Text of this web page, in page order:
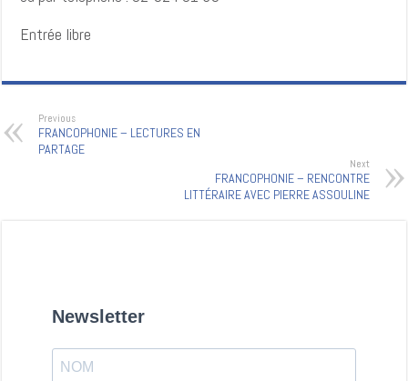
Entrée libre
Previous
FRANCOPHONIE – LECTURES EN
PARTAGE
Next
FRANCOPHONIE – RENCONTRE
LITTÉRAIRE AVEC PIERRE ASSOULINE